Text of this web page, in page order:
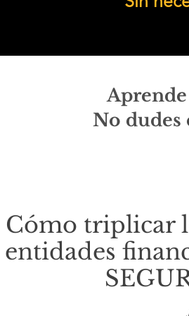
No dudes
Cómo triplicar
entidades